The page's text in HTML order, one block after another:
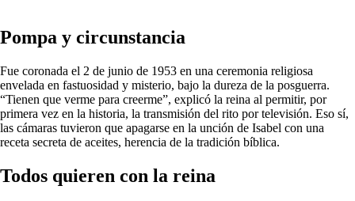
Pompa y circunstancia
Fue coronada el 2 de junio de 1953 en una ceremonia religiosa
envelada en fastuosidad y misterio, bajo la dureza de la posguerra.
“Tienen que verme para creerme”, explicó la reina al permitir, por
primera vez en la historia, la transmisión del rito por televisión. Eso sí,
las cámaras tuvieron que apagarse en la unción de Isabel con una
receta secreta de aceites, herencia de la tradición bíblica.
Todos quieren con la reina